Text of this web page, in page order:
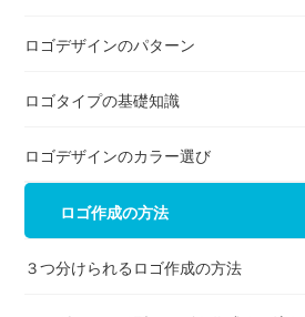
ロゴデザインのパターン
ロゴタイプの基礎知識
ロゴデザインのカラー選び
ロゴ作成の方法
３つ分けられるロゴ作成の方法